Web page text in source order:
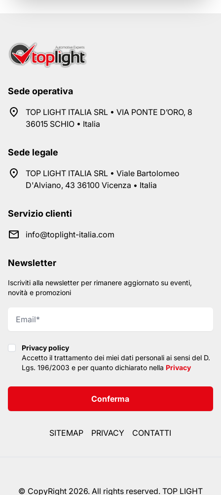
Sede operativa
TOP LIGHT ITALIA SRL • VIA PONTE D’ORO, 8
36015 SCHIO • Italia
Sede legale
TOP LIGHT ITALIA SRL • Viale Bartolomeo
D'Alviano, 43 36100 Vicenza • Italia
Servizio clienti
info@toplight-italia.com
Newsletter
Iscriviti alla newsletter per rimanere aggiornato su eventi,
novità e promozioni
Privacy policy
Privacy policy
Accetto il trattamento dei miei dati personali ai sensi del D.
Lgs. 196/2003 e per quanto dichiarato nella Privacy
Conferma
SITEMAP PRIVACY CONTATTI
© CopyRight 2026. All rights reserved. TOP LIGHT